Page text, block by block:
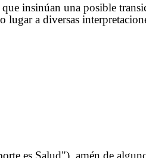
insinúan una posible
a diversas
es Salud"), amén de